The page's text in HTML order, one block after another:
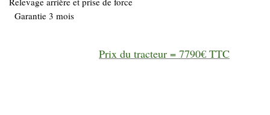
Garantie 3 mois
Prix du tracteur = 7790€ TTC